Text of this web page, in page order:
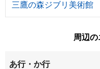
三鷹の森ジブリ美術館
周辺
あ行・か行